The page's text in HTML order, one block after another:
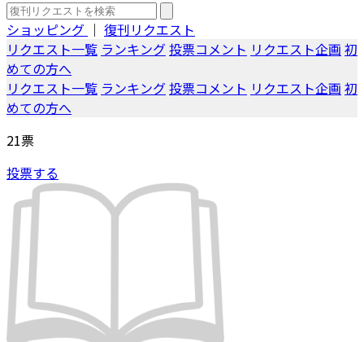
ショッピング ｜ 復刊リクエスト
リクエスト一覧 ランキング投票コメント リクエスト企画 初
めての方へ
リクエスト一覧 ランキング投票コメント リクエスト企画 初
めての方へ
21票
投票する